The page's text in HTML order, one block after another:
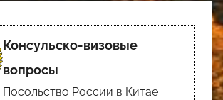
Консульско-визовые
вопросы
Посольство России в Китае